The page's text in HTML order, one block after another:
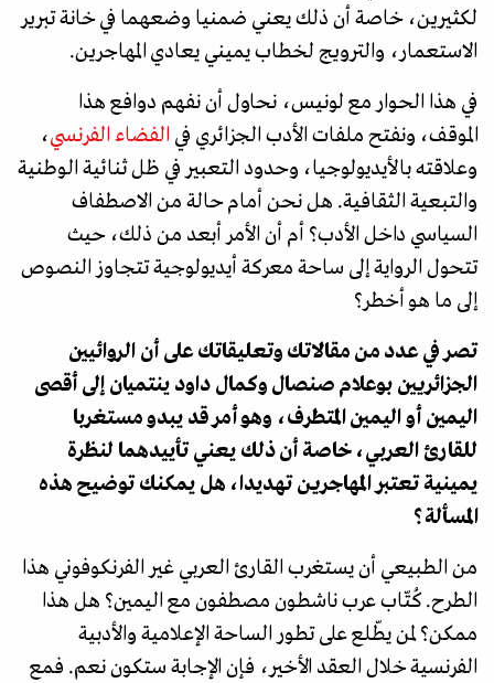
لكثيرين، خاصة أن ذلك يعني ضمنيا وضعهما في خانة تبرير
الاستعمار، والترويج لخطاب يميني يعادي المهاجرين.
في هذا الحوار مع لونيس، نحاول أن نفهم دوافع هذا
الموقف، ونفتح ملفات الأدب الجزائري في الفضاء الفرنسي،
وعلاقته بالأيديولوجيا، وحدود التعبير في ظل ثنائية الوطنية
والتبعية الثقافية. هل نحن أمام حالة من الاصطفاف
السياسي داخل الأدب؟ أم أن الأمر أبعد من ذلك، حيث
تتحول الرواية إلى ساحة معركة أيديولوجية تتجاوز النصوص
إلى ما هو أخطر؟
تصر في عدد من مقالاتك وتعليقاتك على أن الروائيين
الجزائريين بوعلام صنصال وكمال داود ينتميان إلى أقصى
اليمين أو اليمين المتطرف، وهو أمر قد يبدو مستغربا
للقارئ العربي، خاصة أن ذلك يعني تأييدهما لنظرة
يمينية تعتبر المهاجرين تهديدا، هل يمكنك توضيح هذه
المسألة؟
من الطبيعي أن يستغرب القارئ العربي غير الفرنكوفوني هذا
الطرح. كُتّاب عرب ناشطون مصطفون مع اليمين؟ هل هذا
ممكن؟ لمن يطّلع على تطور الساحة الإعلامية والأدبية
الفرنسية خلال العقد الأخير، فإن الإجابة ستكون نعم. فمع